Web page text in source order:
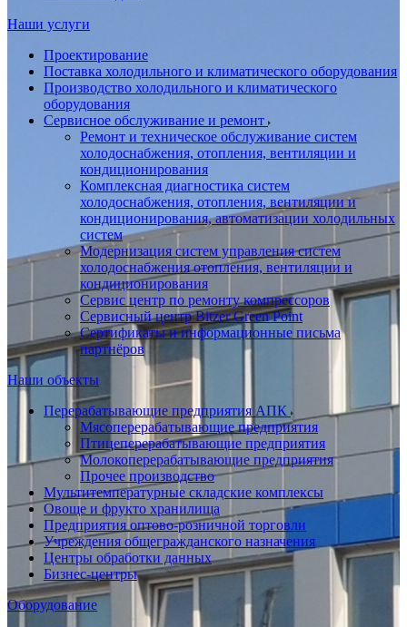
Наши услуги
Проектирование
Поставка холодильного и климатического оборудования
Производство холодильного и климатического
оборудования
Сервисное обслуживание и ремонт
Ремонт и техническое обслуживание систем
холодоснабжения, отопления, вентиляции и
кондиционирования
Комплексная диагностика систем
холодоснабжения, отопления, вентиляции и
кондиционирования, автоматизации холодильных
систем
Модернизация систем управления систем
холодоснабжения отопления, вентиляции и
кондиционирования
Сервис центр по ремонту компрессоров
Сервисный центр Bitzer Green Point
Сертификаты и информационные письма
партнёров
Наши объекты
Перерабатывающие предприятия АПК
Мясоперерабатывающие предприятия
Птицеперерабатывающие предприятия
Молокоперерабатывающие предприятия
Прочее производство
Мультитемпературные складские комплексы
Овоще и фрукто хранилища
Предприятия оптово-розничной торговли
Учреждения общегражданского назначения
Центры обработки данных
Бизнес-центры
Оборудование